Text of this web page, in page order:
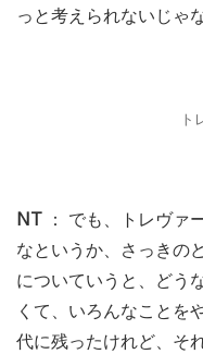
っと考えられないじゃ
ト
NT ： でも、トレヴァ
なというか、さっきの
についていうと、どう
くて、いろんなことを
代に残ったけれど、そ